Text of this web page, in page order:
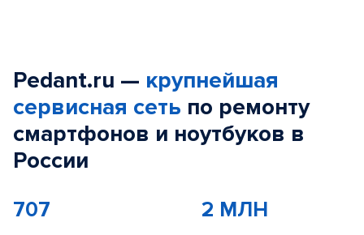
Pedant.ru — крупнейшая
сервисная сеть по ремонту
смартфонов и ноутбуков в
России
707 2 МЛН